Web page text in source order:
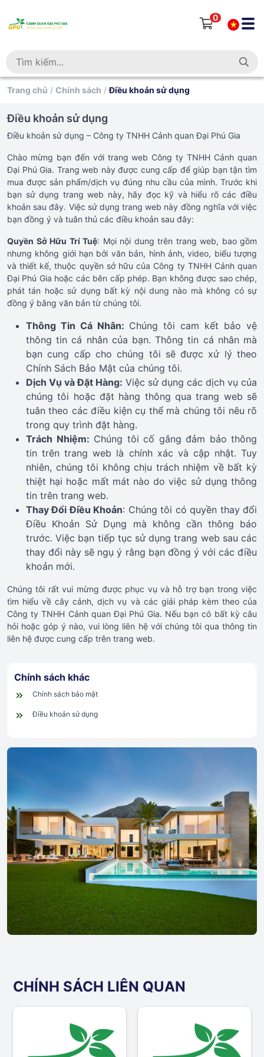
0
Trang chủ / Chính sách /Điều khoản sử dụng
Điều khoản sử dụng
Điều khoản sử dụng – Công ty TNHH Cảnh quan Đại Phú Gia
Chào mừng bạn đến với trang web Công ty TNHH Cảnh quan
Đại Phú Gia. Trang web này được cung cấp để giúp bạn tận tìm
mua được sản phẩm/dịch vụ đúng nhu cầu của mình. Trước khi
bạn sử dụng trang web này, hãy đọc kỹ và hiểu rõ các điều
khoản sau đây. Việc sử dụng trang web này đồng nghĩa với việc
bạn đồng ý và tuân thủ các điều khoản sau đây:
Quyền Sở Hữu Trí Tuệ: Mọi nội dung trên trang web, bao gồm
nhưng không giới hạn bởi văn bản, hình ảnh, video, biểu tượng
và thiết kế, thuộc quyền sở hữu của Công ty TNHH Cảnh quan
Đại Phú Gia hoặc các bên cấp phép. Bạn không được sao chép,
phát tán hoặc sử dụng bất kỳ nội dung nào mà không có sự
đồng ý bằng văn bản từ chúng tôi.
Thông Tin Cá Nhân: Chúng tôi cam kết bảo vệ
thông tin cá nhân của bạn. Thông tin cá nhân mà
bạn cung cấp cho chúng tôi sẽ được xử lý theo
Chính Sách Bảo Mật của chúng tôi.
Dịch Vụ và Đặt Hàng: Việc sử dụng các dịch vụ của
chúng tôi hoặc đặt hàng thông qua trang web sẽ
tuân theo các điều kiện cụ thể mà chúng tôi nêu rõ
trong quy trình đặt hàng.
Trách Nhiệm: Chúng tôi cố gắng đảm bảo thông
tin trên trang web là chính xác và cập nhật. Tuy
nhiên, chúng tôi không chịu trách nhiệm về bất kỳ
thiệt hại hoặc mất mát nào do việc sử dụng thông
tin trên trang web.
Thay Đổi Điều Khoản: Chúng tôi có quyền thay đổi
Điều Khoản Sử Dụng mà không cần thông báo
trước. Việc bạn tiếp tục sử dụng trang web sau các
thay đổi này sẽ ngụ ý rằng bạn đồng ý với các điều
khoản mới.
Chúng tôi rất vui mừng được phục vụ và hỗ trợ bạn trong việc
tìm hiểu về cây cảnh, dịch vụ và các giải pháp kèm theo của
Công ty TNHH Cảnh quan Đại Phú Gia. Nếu bạn có bất kỳ câu
hỏi hoặc góp ý nào, vui lòng liên hệ với chúng tôi qua thông tin
liên hệ được cung cấp trên trang web.
Chính sách khác
Chính sách bảo mật
Điều khoản sử dụng
CHÍNH SÁCH LIÊN QUAN